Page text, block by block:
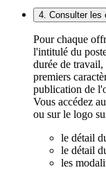
4. Consulter les
Pour chaque
l'intitulé du
durée de
premiers
publication de
Vous accédez
ou sur le logo
le détail
le détail
les